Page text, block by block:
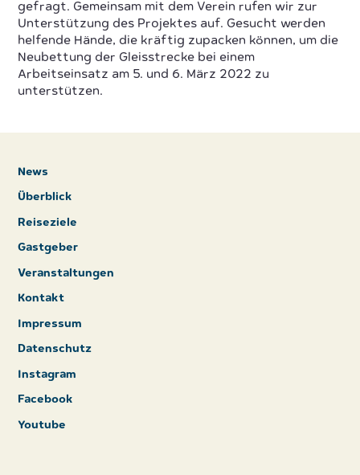
gefragt. Gemeinsam mit dem Verein rufen wir zur
Unterstützung des Projektes auf. Gesucht werden
helfende Hände, die kräftig zupacken können, um die
Neubettung der Gleisstrecke bei einem
Arbeitseinsatz am 5. und 6. März 2022 zu
unterstützen.
News
Überblick
Reiseziele
Gastgeber
Veranstaltungen
Kontakt
Impressum
Datenschutz
Instagram
Facebook
Youtube